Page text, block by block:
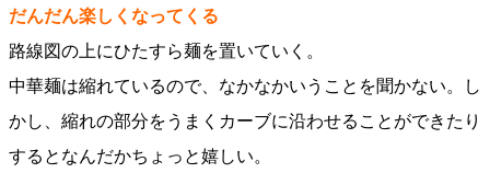
だんだん楽しくなってくる
路線図の上にひたすら麺を置いていく。
中華麺は縮れているので、なかなかいうことを聞かない。し
かし、縮れの部分をうまくカーブに沿わせることができたり
するとなんだかちょっと嬉しい。